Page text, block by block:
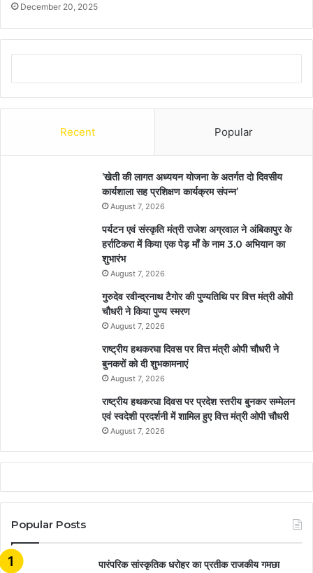
December 20, 2025
Recent Popular
’खेती की लागत अध्ययन योजना के अतर्गत दो दिवसीय
कार्यशाला सह प्रशिक्षण कार्यक्रम संपन्न’
August 7, 2026
पर्यटन एवं संस्कृति मंत्री राजेश अग्रवाल ने अंबिकापुर के
हर्राटिकरा में किया एक पेड़ माँ के नाम 3.0 अभियान का
शुभारंभ
August 7, 2026
गुरुदेव रवीन्द्रनाथ टैगोर की पुण्यतिथि पर वित्त मंत्री ओपी
चौधरी ने किया पुण्य स्मरण
August 7, 2026
राष्ट्रीय हथकरघा दिवस पर वित्त मंत्री ओपी चौधरी ने
बुनकरों को दी शुभकामनाएं
August 7, 2026
राष्ट्रीय हथकरघा दिवस पर प्रदेश स्तरीय बुनकर सम्मेलन
एवं स्वदेशी प्रदर्शनी में शामिल हुए वित्त मंत्री ओपी चौधरी
August 7, 2026
Popular Posts
​​​​​​​पारंपरिक सांस्कृतिक धरोहर का प्रतीक राजकीय गमछा